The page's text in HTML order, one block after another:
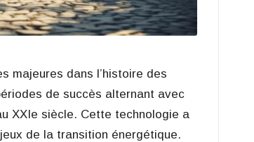
majeures dans l’histoire des
de succès alternant avec
XXIe siècle. Cette technologie a
de la transition énergétique.